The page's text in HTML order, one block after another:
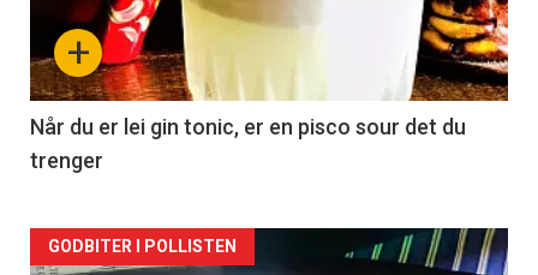
nå
-
2
+
Når du er lei gin tonic, er en pisco sour det du
trenger
Forsiden
GODBITER I POLLISTEN